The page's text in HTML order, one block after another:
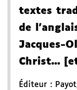
textes
de
Jacques-
Christ...
Éditeur : Payot